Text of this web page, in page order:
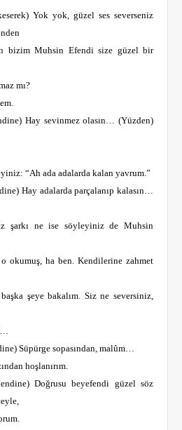
Yok yok, güzel ses severseniz
bizim Muhsin Efendi size güzel bir
mı?
Hay sevinmez olasın… (Yüzden)
“Ah ada adalarda kalan yavrum.”
Hay adalarda parçalanıp kalasın…
şarkı ne ise söyleyiniz de Muhsin
okumuş, ha ben. Kendilerine zahmet
şeye bakalım. Siz ne seversiniz,
Süpürge sopasından, malûm…
hoşlanırım.
Doğrusu beyefendi güzel söz